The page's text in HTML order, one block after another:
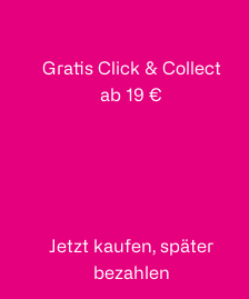
Gratis Click & Collect
ab 19 €
Jetzt kaufen, später
bezahlen